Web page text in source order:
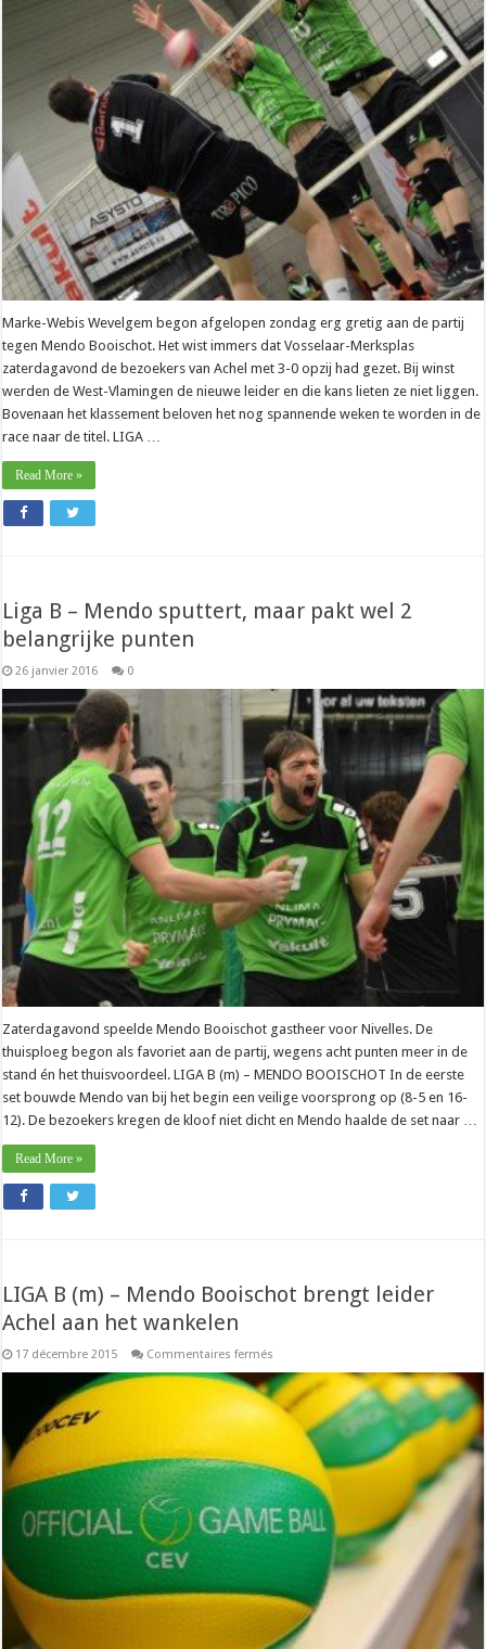
Mendo
Booischot
kansloos
tegen
nieuwe
leider
Marke-Webis Wevelgem begon afgelopen zondag erg gretig aan de partij
tegen Mendo Booischot. Het wist immers dat Vosselaar-Merksplas
zaterdagavond de bezoekers van Achel met 3-0 opzij had gezet. Bij winst
werden de West-Vlamingen de nieuwe leider en die kans lieten ze niet liggen.
Bovenaan het klassement beloven het nog spannende weken te worden in de
race naar de titel. LIGA …
Read More »
Liga B – Mendo sputtert, maar pakt wel 2
belangrijke punten
26 janvier 2016 0
Zaterdagavond speelde Mendo Booischot gastheer voor Nivelles. De
thuisploeg begon als favoriet aan de partij, wegens acht punten meer in de
stand én het thuisvoordeel. LIGA B (m) – MENDO BOOISCHOT In de eerste
set bouwde Mendo van bij het begin een veilige voorsprong op (8-5 en 16-
12). De bezoekers kregen de kloof niet dicht en Mendo haalde de set naar …
Read More »
LIGA B (m) – Mendo Booischot brengt leider
Achel aan het wankelen
17 décembre 2015 Commentaires fermés
B
(m)
–
Mendo
Booischot
leider
Achel
aan
het
wankelen